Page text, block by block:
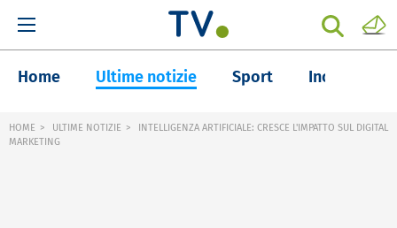
Home Ultime notizie Sport Inchieste
HOME ULTIME NOTIZIE
INTELLIGENZA ARTIFICIALE: CRESCE L'IMPATTO SUL DIGITAL
MARKETING